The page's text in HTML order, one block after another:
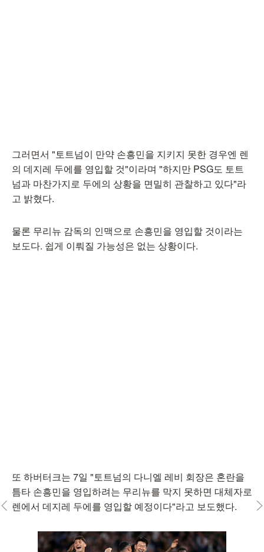
그러면서 "토트넘이 만약 손흥민을 지키지 못한 경우엔 렌
의 데지레 두에를 영입할 것"이라며 "하지만 PSG도 토트
넘과 마찬가지로 두에의 상황을 면밀히 관찰하고 있다"라
고 밝혔다.
물론 무리뉴 감독의 인맥으로 손흥민을 영입할 것이라는
보도다. 쉽게 이뤄질 가능성은 없는 상황이다.
또 하버터크는 7일 "토트넘의 다니엘 레비 회장은 혼란을
틈타 손흥민을 영입하려는 무리뉴를 막지 못하면 대체자로
렌에서 데지레 두에를 영입할 예정이다"라고 보도했다.